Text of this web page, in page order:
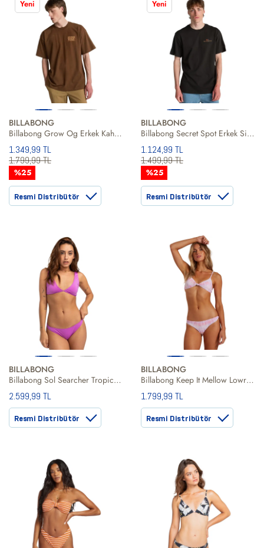
Yeni
BILLABONG
Billabong Grow Og Erkek Kahverengi Tişört
1.349,99 TL
1.799,99 TL
%25
Resmi Distribütör
Yeni
BILLABONG
Billabong Secret Spot Erkek Siyah Tişört
1.124,99 TL
1.499,99 TL
%25
Resmi Distribütör
BILLABONG
Billabong Sol Searcher Tropic Kadın Bikini Alt
2.599,99 TL
Resmi Distribütör
BILLABONG
Billabong Keep It Mellow Lowri Kadın Bikini Alt
1.799,99 TL
Resmi Distribütör